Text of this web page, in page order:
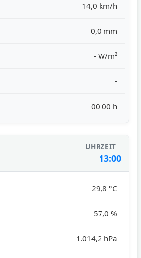
14,0 km/h
0,0 mm
- W/m²
-
00:00 h
13:00
29,8 °C
57,0 %
1.014,2 hPa